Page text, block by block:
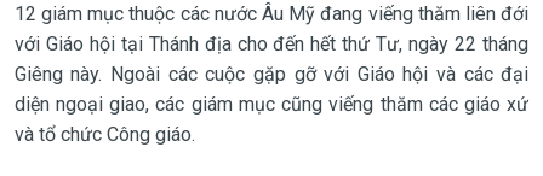
12 giám mục thuộc các nước Âu Mỹ đang viếng thăm liên đới
với Giáo hội tại Thánh địa cho đến hết thứ Tư, ngày 22 tháng
Giêng này. Ngoài các cuộc gặp gỡ với Giáo hội và các đại
diện ngoại giao, các giám mục cũng viếng thăm các giáo xứ
và tổ chức Công giáo.